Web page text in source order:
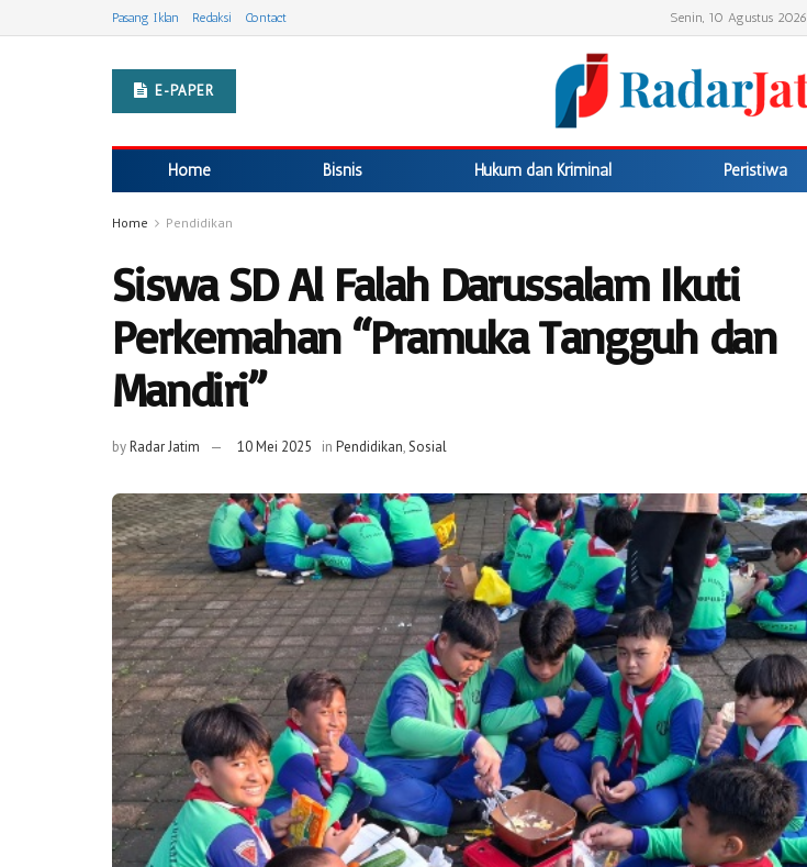
Pasang Iklan Redaksi Contact Senin, 10 Agustus 2026
E-PAPER
Home Bisnis Hukum dan Kriminal Peristiwa
Home Pendidikan
Siswa SD Al Falah Darussalam Ikuti
Perkemahan “Pramuka Tangguh dan
Mandiri”
byRadar Jatim 10 Mei 2025 in Pendidikan,Sosial